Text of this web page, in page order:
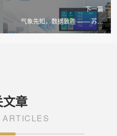
下一篇
气象先知，数据致胜 —— 苏州
LAILX LXH506 便携式气象站赋能
章